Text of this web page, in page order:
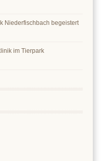
Niederfischbach begeistert
im Tierpark